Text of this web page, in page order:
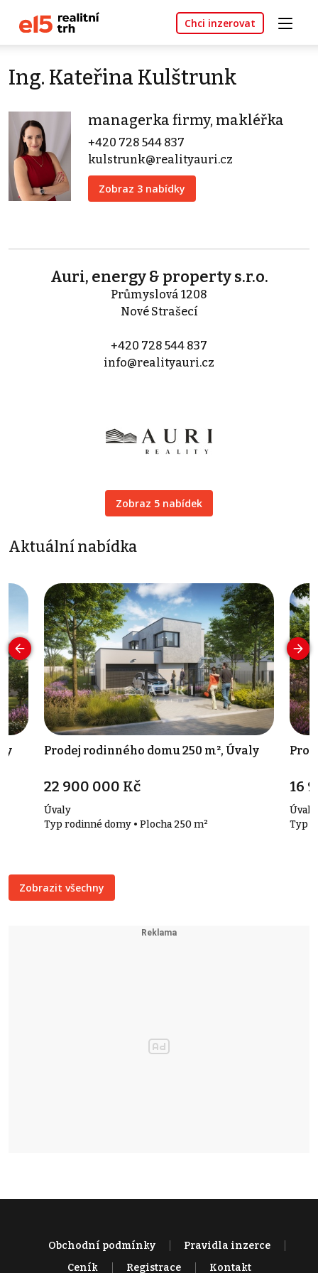
Chci inzerovat
Ing. Kateřina Kulštrunk
managerka firmy, makléřka
+420 728 544 837
kulstrunk@realityauri.cz
Zobraz 3 nabídky
Auri, energy & property s.r.o.
Průmyslová 1208
Nové Strašecí
+420 728 544 837
info@realityauri.cz
Zobraz 5 nabídek
Aktuální nabídka
Prodej rodinného domu 250 m², Úvaly
22 900 000 Kč
Úvaly
Typ rodinné domy • Plocha 250 m²
16
Úvaly
Typ
Zobrazit všechny
Obchodní podmínky
Pravidla inzerce
Ceník
Registrace Kontakt